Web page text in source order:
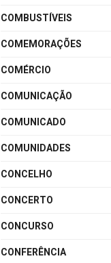
COMBUSTÍVEIS
COMEMORAÇÕES
COMÉRCIO
COMUNICAÇÃO
COMUNICADO
COMUNIDADES
CONCELHO
CONCERTO
CONCURSO
CONFERÊNCIA